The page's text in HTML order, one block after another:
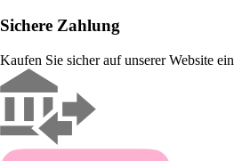
Sichere Zahlung
Kaufen Sie sicher auf unserer Website ein